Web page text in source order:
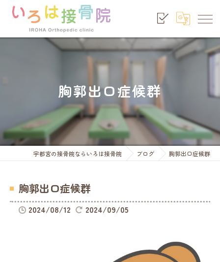
胸郭出口症候群
宇都宮の接骨院ならいろは接骨院 ブログ 胸郭出口症候群
胸郭出口症候群
2024/08/12 2024/09/05